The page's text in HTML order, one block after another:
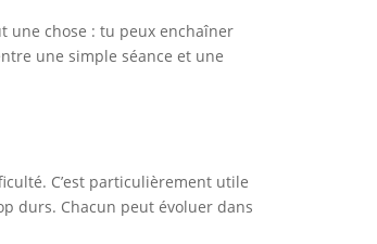
une chose : tu peux enchaîner
une simple séance et une
C’est particulièrement utile
durs. Chacun peut évoluer dans